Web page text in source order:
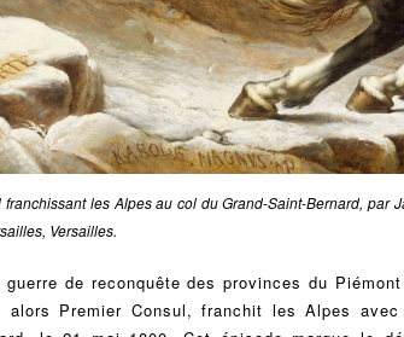
les Alpes au col du Grand-Saint-Bernard, par
Versailles.
guerre de reconquête des provinces du
alors Premier Consul, franchit les Alpes